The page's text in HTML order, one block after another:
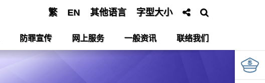
防罪宣传 网上服务 一般资讯 联络我们
繁 EN 其他语言 字型大小